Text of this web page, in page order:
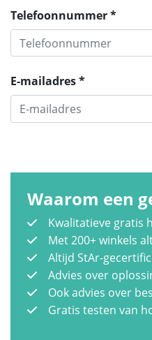
Telefoonnummer *
E-mailadres *
Waarom een
Kwalitatieve gratis
Met 200+ winkels
Altijd StAr-
Advies over
Ook advies over
Gratis testen van